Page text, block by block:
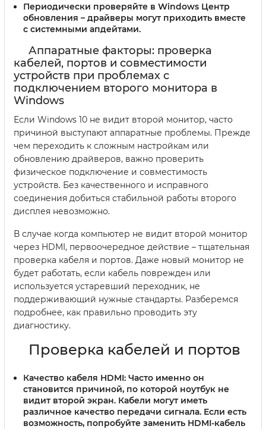
Периодически проверяйте в Windows Центр
обновления – драйверы могут приходить вместе
с системными апдейтами.
Аппаратные факторы: проверка
кабелей, портов и совместимости
устройств при проблемах с
подключением второго монитора в
Windows
Если Windows 10 не видит второй монитор, часто
причиной выступают аппаратные проблемы. Прежде
чем переходить к сложным настройкам или
обновлению драйверов, важно проверить
физическое подключение и совместимость
устройств. Без качественного и исправного
соединения добиться стабильной работы второго
дисплея невозможно.
В случае когда компьютер не видит второй монитор
через HDMI, первоочередное действие – тщательная
проверка кабеля и портов. Даже новый монитор не
будет работать, если кабель поврежден или
используется устаревший переходник, не
поддерживающий нужные стандарты. Разберемся
подробнее, как правильно проводить эту
диагностику.
Проверка кабелей и портов
Качество кабеля HDMI: Часто именно он
становится причиной, по которой ноутбук не
видит второй экран. Кабели могут иметь
различное качество передачи сигнала. Если есть
возможность, попробуйте заменить HDMI-кабель